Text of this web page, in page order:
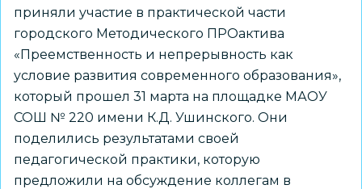
приняли участие в практической части
городского Методического ПРОактива
«Преемственность и непрерывность как
условие развития современного образования»,
который прошел 31 марта на площадке МАОУ
СОШ № 220 имени К.Д. Ушинского. Они
поделились результатами своей
педагогической практики, которую
предложили на обсуждение коллегам в